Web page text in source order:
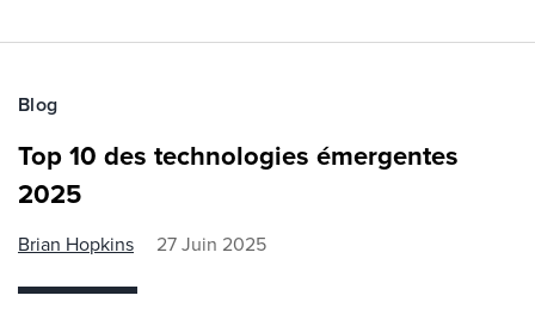
Blog
Top 10 des technologies émergentes
2025
Brian Hopkins 27 Juin 2025